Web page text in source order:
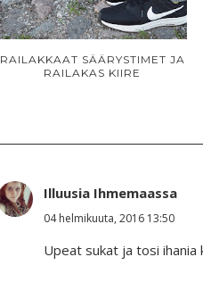
RAILAKKAAT SÄÄRYSTIMET JA
RAILAKAS KIIRE
Illuusia Ihmemaassa
04 helmikuuta, 2016 13:50
Upeat sukat ja tosi ihania